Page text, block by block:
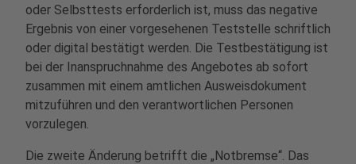
oder Selbsttests erforderlich ist, muss das negative
Ergebnis von einer vorgesehenen Teststelle schriftlich
oder digital bestätigt werden. Die Testbestätigung ist
bei der Inanspruchnahme des Angebotes ab sofort
zusammen mit einem amtlichen Ausweisdokument
mitzuführen und den verantwortlichen Personen
vorzulegen.
Die zweite Änderung betrifft die „Notbremse“. Das